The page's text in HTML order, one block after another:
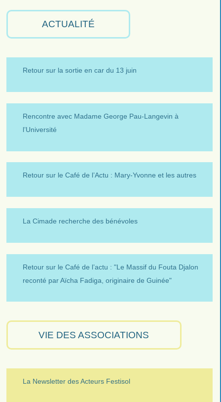
ACTUALITÉ
Retour sur la sortie en car du 13 juin
Rencontre avec Madame George Pau-Langevin à
l’Université
Retour sur le Café de l’Actu : Mary-Yvonne et les autres
La Cimade recherche des bénévoles
Retour sur le Café de l’actu : "Le Massif du Fouta Djalon
reconté par Aïcha Fadiga, originaire de Guinée"
VIE DES ASSOCIATIONS
La Newsletter des Acteurs Festisol